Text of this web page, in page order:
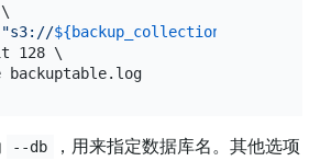
\
"s3://${backup_collection_addr}
128 \
    --log-file backuptable.log
--db
，用来指定数据库名。其他选项